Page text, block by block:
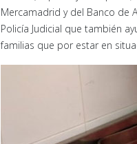
Mercamadrid y del Banco de
Policía Judicial que también
familias que por estar en